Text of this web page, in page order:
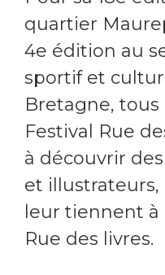
quartier
4e édition au
sportif et
Bretagne,
Festival Rue
à découvrir
et illustrateurs,
leur tiennent
Rue des livres.